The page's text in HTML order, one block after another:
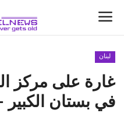
الأخبار
كتّابنا
لبنان
غارة على مركز
في بستان الكبير